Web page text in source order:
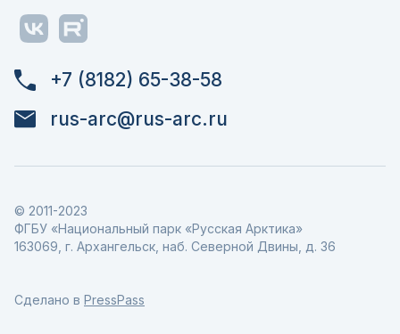
+7 (8182) 65-38-58
rus-arc@rus-arc.ru
© 2011-2023
ФГБУ «Национальный парк «Русская Арктика»
163069, г. Архангельск, наб. Северной Двины, д. 36
Сделано в PressPass